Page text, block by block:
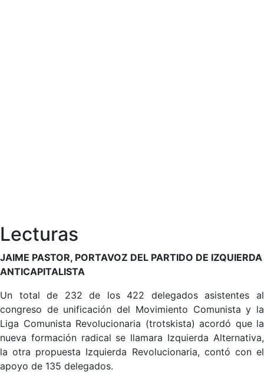
Lecturas
JAIME PASTOR, PORTAVOZ DEL PARTIDO DE IZQUIERDA
ANTICAPITALISTA
Un total de 232 de los 422 delegados asistentes al
congreso de unificación del Movimiento Comunista y la
Liga Comunista Revolucionaria (trotskista) acordó que la
nueva formación radical se llamara Izquierda Alternativa,
la otra propuesta Izquierda Revolucionaria, contó con el
apoyo de 135 delegados.